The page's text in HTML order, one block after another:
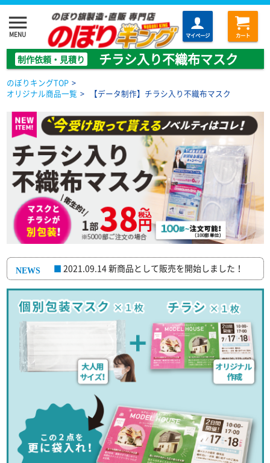
menu
MENU マイページ カート
制作依頼・見積り チラシ入り不織布マスク
のぼりキングTOP >
オリジナル商品一覧 > 【データ制作】チラシ入り不織布マスク
■ 2021.09.14 新商品として販売を開始しました！